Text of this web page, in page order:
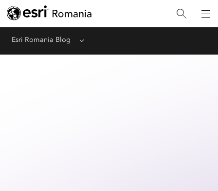
Esri Romania Blog Menu